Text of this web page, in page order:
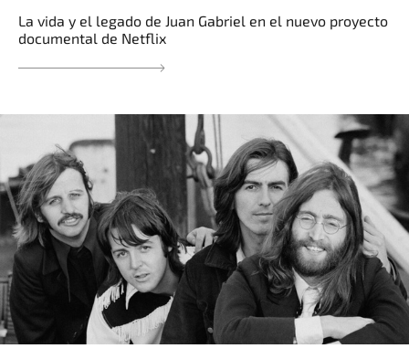
La vida y el legado de Juan Gabriel en el nuevo proyecto
documental de Netflix